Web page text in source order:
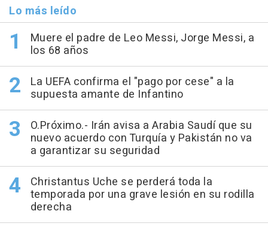
Lo más leído
Muere el padre de Leo Messi, Jorge Messi, a
los 68 años
La UEFA confirma el "pago por cese" a la
supuesta amante de Infantino
O.Próximo.- Irán avisa a Arabia Saudí que su
nuevo acuerdo con Turquía y Pakistán no va
a garantizar su seguridad
Christantus Uche se perderá toda la
temporada por una grave lesión en su rodilla
derecha